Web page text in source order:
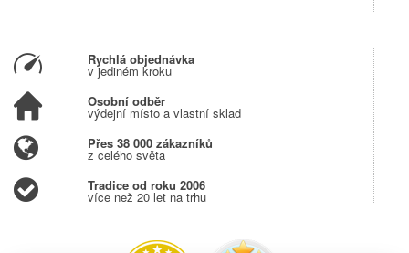
Rychlá objednávka
v jediném kroku
Osobní odběr
výdejní místo a vlastní sklad
Přes 38 000 zákazníků
z celého světa
Tradice od roku 2006
více než 20 let na trhu